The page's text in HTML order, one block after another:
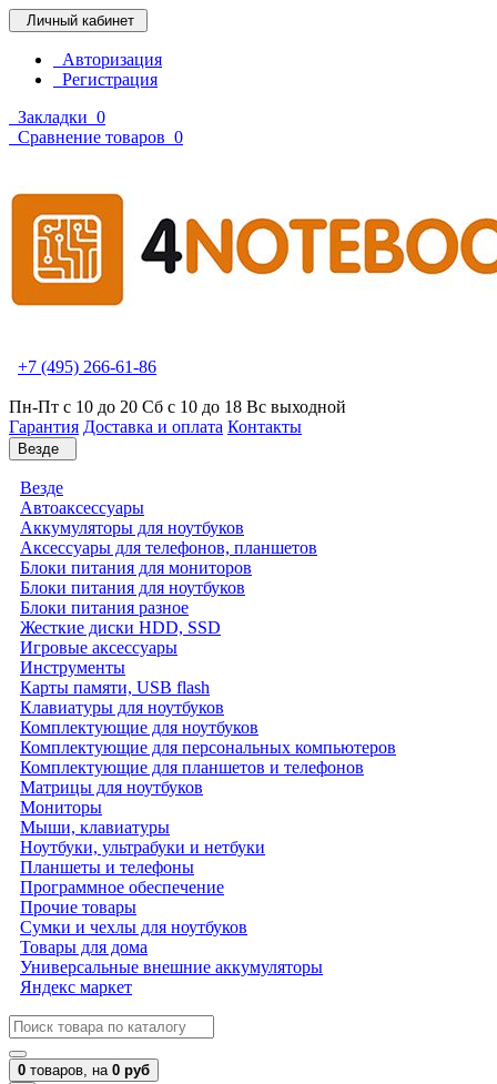
Личный кабинет
Авторизация
Регистрация
Закладки 0
Сравнение товаров 0
+7 (495) 266-61-86
Пн-Пт с 10 до 20 Сб с 10 до 18 Вс выходной
Гарантия Доставка и оплата Контакты
Везде
Везде
Автоаксессуары
Аккумуляторы для ноутбуков
Аксессуары для телефонов, планшетов
Блоки питания для мониторов
Блоки питания для ноутбуков
Блоки питания разное
Жесткие диски HDD, SSD
Игровые аксессуары
Инструменты
Карты памяти, USB flash
Клавиатуры для ноутбуков
Комплектующие для ноутбуков
Комплектующие для персональных компьютеров
Комплектующие для планшетов и телефонов
Матрицы для ноутбуков
Мониторы
Мыши, клавиатуры
Ноутбуки, ультрабуки и нетбуки
Планшеты и телефоны
Программное обеспечение
Прочие товары
Сумки и чехлы для ноутбуков
Товары для дома
Универсальные внешние аккумуляторы
Яндекс маркет
0 товаров, на 0 руб